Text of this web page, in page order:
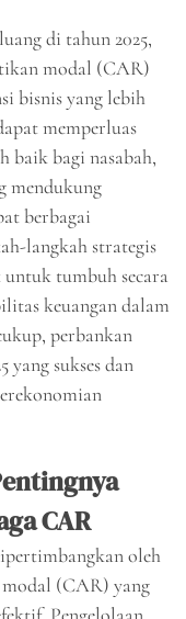
di tahun 2025,
modal (CAR)
bisnis yang lebih
memperluas
baik bagi nasabah,
mendukung
berbagai
langkah strategis
tumbuh secara
keuangan dalam
perbankan
yang sukses dan
CAR
oleh
(CAR) yang